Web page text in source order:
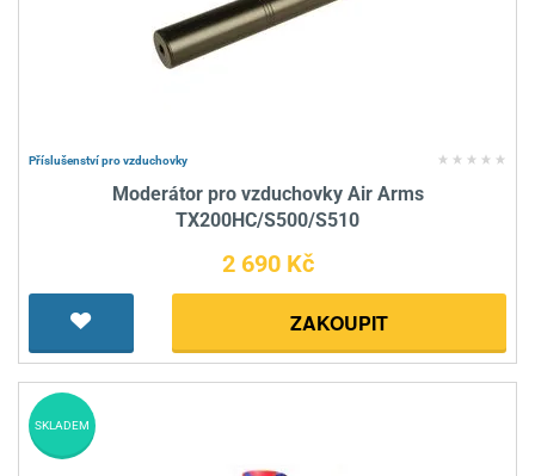
Příslušenství pro vzduchovky
Moderátor pro vzduchovky Air Arms
TX200HC/S500/S510
2 690 Kč
ZAKOUPIT
SKLADEM